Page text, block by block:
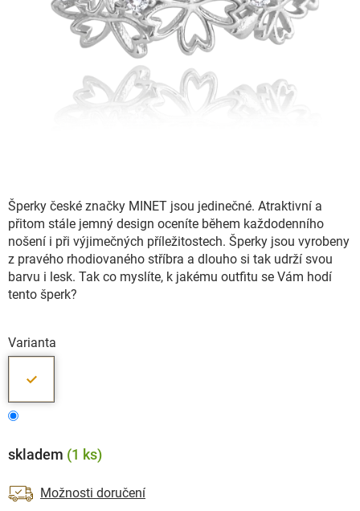
Varianta
Šperky české značky MINET jsou jedinečné. Atraktivní a
přitom stále jemný design oceníte během každodenního
nošení i při výjimečných příležitostech. Šperky jsou vyrobeny
z pravého rhodiovaného stříbra a dlouho si tak udrží svou
barvu i lesk. Tak co myslíte, k jakému outfitu se Vám hodí
tento šperk?
skladem (1 ks)
Možnosti doručení